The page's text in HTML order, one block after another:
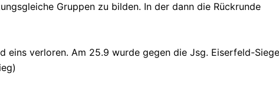
Gruppen zu bilden. In der dann die Rückrunde
eins verloren. Am 25.9 wurde gegen die Jsg. Eiserfeld-